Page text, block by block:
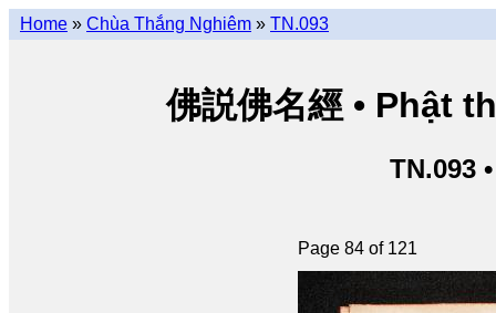
Home » Chùa Thắng Nghiêm » TN.093
佛説佛名經 • Phật
TN.093
Page 84 of 121